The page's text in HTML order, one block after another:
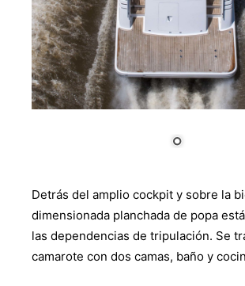
Detrás del amplio cockpit y sobre la
dimensionada planchada de popa
las dependencias de tripulación. Se
camarote con dos camas, baño y